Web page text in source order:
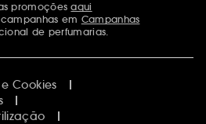
promoçõesaqui
em Campanhas
de perfumarias.
Cookies